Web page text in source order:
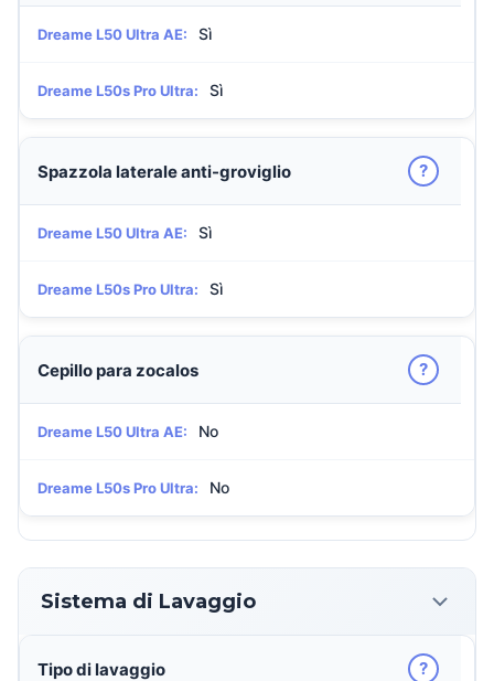
Dreame L50 Ultra AE: Sì
Dreame L50s Pro Ultra: Sì
Spazzola laterale anti-groviglio ?
Dreame L50 Ultra AE: Sì
Dreame L50s Pro Ultra: Sì
Cepillo para zocalos ?
Dreame L50 Ultra AE: No
Dreame L50s Pro Ultra: No
Sistema di Lavaggio
Tipo di lavaggio ?